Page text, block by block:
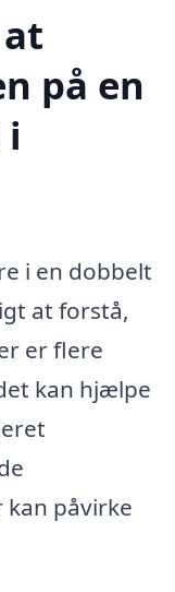
på en
i
i en dobbelt
at forstå,
er flere
kan hjælpe
påvirke